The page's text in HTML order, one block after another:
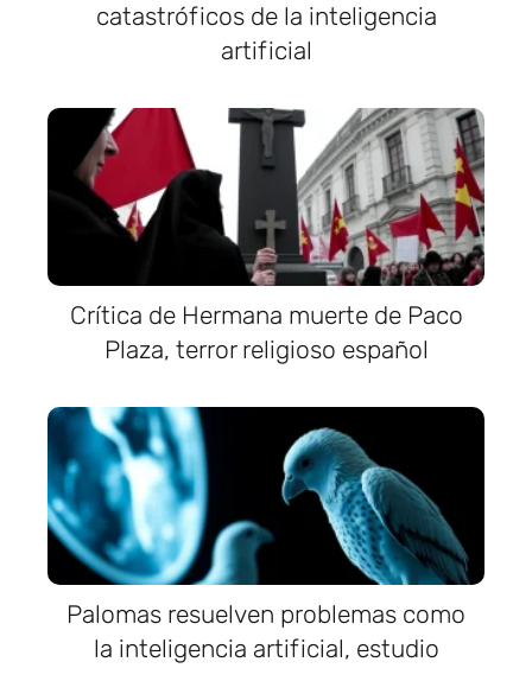
catastróficos de la inteligencia
artificial
Crítica de Hermana muerte de Paco
Plaza, terror religioso español
Palomas resuelven problemas como
la inteligencia artificial, estudio